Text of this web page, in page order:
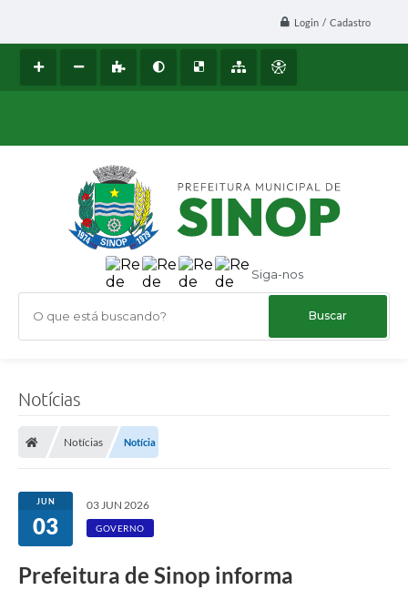
Login / Cadastro
Siga-nos
O que está buscando?
Notícias
Notícias Notícia
JUN
03
03 JUN 2026
GOVERNO
Prefeitura de Sinop informa
u